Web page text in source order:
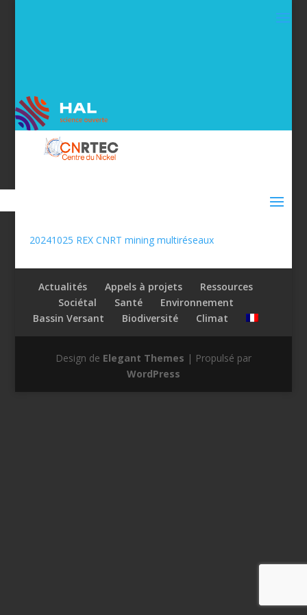
20241025 REX CNRT mining multiréseaux
Actualités Appels à projets
Ressources
Sociétal
Santé
Environnement
Bassin Versant
Biodiversité Climat
Design de Elegant Themes | Propulsé par
WordPress